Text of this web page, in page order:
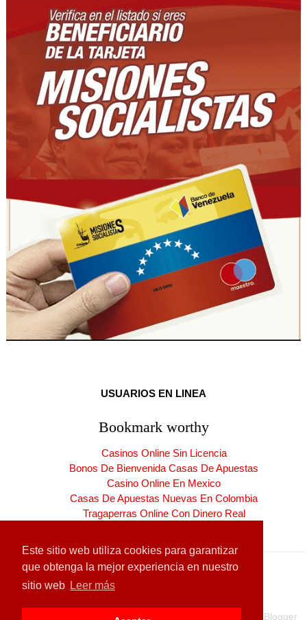
Este sitio web utiliza cookies para garantizar
que obtenga la mejor experiencia en nuestro
sitio web Leer más
USUARIOS EN LINEA
Bookmark worthy
Casinos Online Sin Licencia
Bonos De Bienvenida Casas De Apuestas
Casino Online En Mexico
Casas De Apuestas Nuevas En Colombia
Tragaperras Online Con Dinero Real
CARNET DE LA PATRIA Blogger